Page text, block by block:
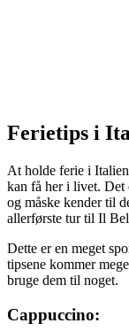
Ferietips i
At holde ferie i
kan få her i livet. Det
og måske kender til
allerførste tur til Il
Dette er en meget
tipsene kommer
bruge dem til noget.
Cappuccino: